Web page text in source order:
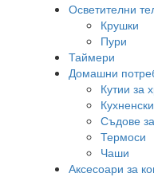
Осветителни
Крушки
Пури
Таймери
Домашни
Кутии за
Съдове
Термоси
Чаши
Аксесоари за